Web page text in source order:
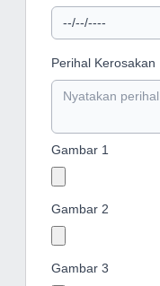
Perihal Kerosakan
Gambar 1
Gambar 2
Gambar 3